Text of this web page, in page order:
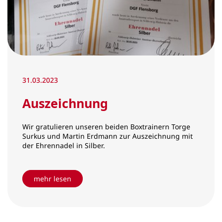
31.03.2023
Auszeichnung
Wir gratulieren unseren beiden Boxtrainern Torge
Surkus und Martin Erdmann zur Auszeichnung mit
der Ehrennadel in Silber.
mehr lesen